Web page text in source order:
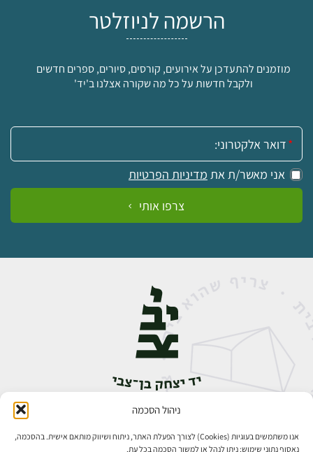
ניהול הסכמה
אנו משתמשים בעוגיות (Cookies) לצורך הפעלת האתר, ניתוח ושיווק מותאם אישית. בהסכמה,
נאסוף נתוני שימוש; ניתן לנהל או למשוך הסכמה בכל עת.
הרשמה לניוזלטר
מוזמנים להתעדכן על אירועים, קורסים, סיורים, ספרים חדשים
ולקבל חדשות על כל מה שקורה אצלנו ב'יד'
אימייל:
אני מאשר/ת את מדיניות הפרטיות
צרפו אותי
אבן גבירול 14, רחביה, ירושלים